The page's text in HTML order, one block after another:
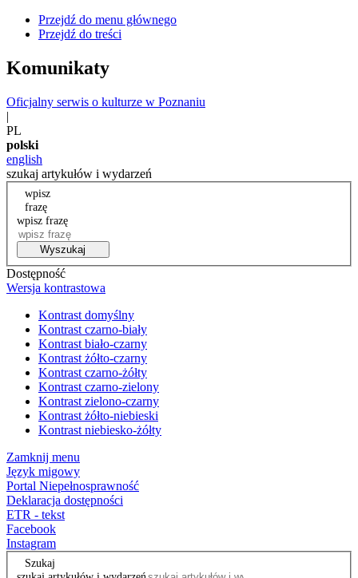
Przejdź do menu głównego
Przejdź do treści
Komunikaty
Oficjalny serwis o kulturze w Poznaniu
|
PL
polski
english
szukaj artykułów i wydarzeń
wpisz
frazę
wpisz frazę
Wyszukaj
Dostępność
Wersja kontrastowa
Kontrast domyślny
Kontrast czarno-biały
Kontrast biało-czarny
Kontrast żółto-czarny
Kontrast czarno-żółty
Kontrast czarno-zielony
Kontrast zielono-czarny
Kontrast żółto-niebieski
Kontrast niebiesko-żółty
Zamknij menu
Język migowy
Portal Niepełnosprawność
Deklaracja dostępności
ETR - tekst
Facebook
Instagram
Szukaj